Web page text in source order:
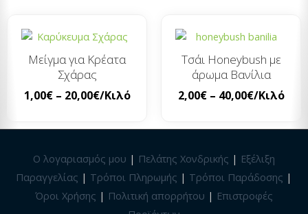
Μείγμα για Κρέατα
Σχάρας
1,00€ – 20,00€/Κιλό
Τσάι Honeybush με
άρωμα Βανίλια
2,00€ – 40,00€/Κιλό
Ο λογαριασμός μου | Πελάτης Χονδρικής | Εξέλιξη
Παραγγελίας | Τρόποι Πληρωμής | Τρόποι Παράδοσης |
Όροι Χρήσης | Πολιτική απορρήτου | Επιστροφές